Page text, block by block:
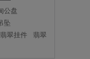
公盘
坠
翡翠挂件
翡翠